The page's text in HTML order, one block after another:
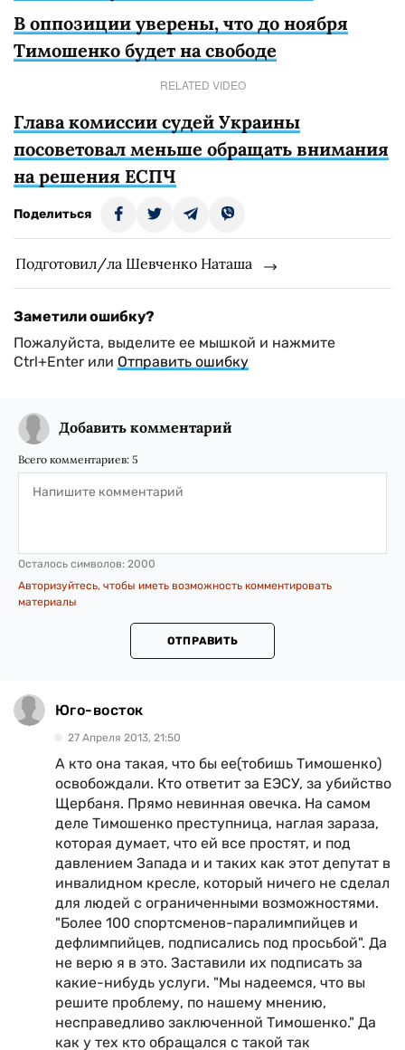
В оппозиции уверены, что до ноября
Тимошенко будет на свободе
RELATED VIDEO
Глава комиссии судей Украины
посоветовал меньше обращать внимания
на решения ЕСПЧ
Поделиться
Подготовил/ла Шевченко Наташа
Заметили ошибку?
Пожалуйста, выделите ее мышкой и нажмите
Ctrl+Enter или Отправить ошибку
Добавить комментарий
Всего комментариев: 5
Осталось символов: 2000
Авторизуйтесь, чтобы иметь возможность комментировать
материалы
ОТПРАВИТЬ
Юго-восток
27 Апреля 2013, 21:50
А кто она такая, что бы ее(тобишь Тимошенко)
освобождали. Кто ответит за ЕЭСУ, за убийство
Щербаня. Прямо невинная овечка. На самом
деле Тимошенко преступница, наглая зараза,
которая думает, что ей все простят, и под
давлением Запада и и таких как этот депутат в
инвалидном кресле, который ничего не сделал
для людей с ограниченными возможностями.
"Более 100 спортсменов-паралимпийцев и
дефлимпийцев, подписались под просьбой". Да
не верю я в это. Заставили их подписать за
какие-нибудь услуги. "Мы надеемся, что вы
решите проблему, по нашему мнению,
несправедливо заключенной Тимошенко." Да
как у тех кто обращался с такой так